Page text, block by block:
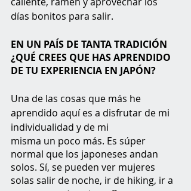
días bonitos para salir.
EN UN PAÍS DE TANTA TRADICIÓN
¿QUÉ CREES QUE HAS APRENDIDO
DE TU EXPERIENCIA EN JAPÓN?
Una de las cosas que más he
aprendido aquí es a disfrutar de mi
individualidad y de mi
misma un poco más. Es súper
normal que los japoneses andan
solos. Sí, se pueden ver mujeres
solas salir de noche, ir de hiking, ir a